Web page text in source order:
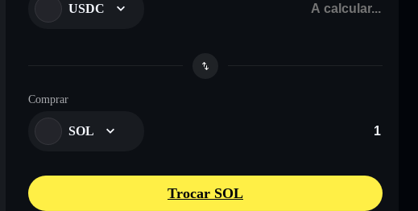
USDC
Comprar
SOL
Trocar SOL